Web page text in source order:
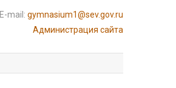
E-mail: gymnasium1@sev.gov.ru
Администрация сайта